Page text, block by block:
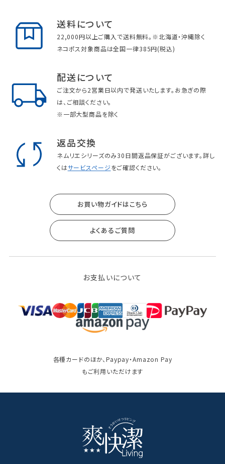
送料について
22,000円以上ご購入で送料無料。※北海道・沖縄除く
ネコポス対象商品は全国一律385円(税込)
配送について
ご注文から2営業日以内で発送いたします。お急ぎの際
は、ご相談ください。
※一部大型商品を除く
返品交換
ネムリエシリーズのみ30日間返品保証がございます。詳し
くはサービスページをご確認ください。
お買い物ガイドはこちら
よくあるご質問
お支払いについて
各種カードのほか、Paypay・Amazon Pay
もご利用いただけます